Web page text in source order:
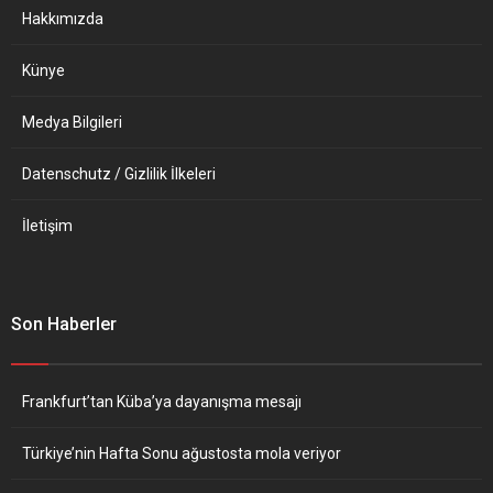
cevap...
Hakkımızda
Künye
Medya Bilgileri
Datenschutz / Gizlilik İlkeleri
İletişim
Son Haberler
Frankfurt’tan Küba’ya dayanışma mesajı
Türkiye’nin Hafta Sonu ağustosta mola veriyor